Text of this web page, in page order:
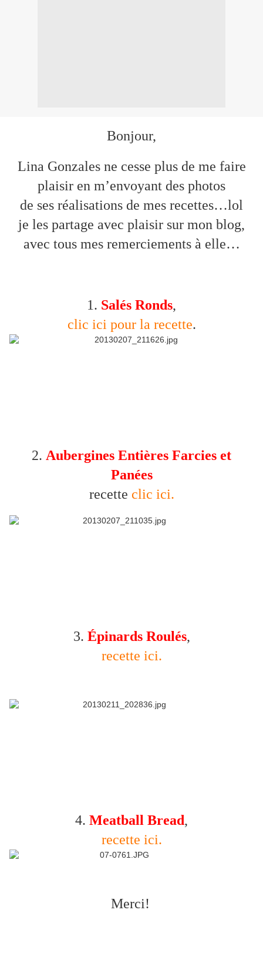
Bonjour,
Lina Gonzales ne cesse plus de me faire
plaisir en m’envoyant des photos
de ses réalisations de mes recettes…lol
je les partage avec plaisir sur mon blog,
avec tous mes remerciements à elle…
1. Salés Ronds,
clic ici pour la recette.
2. Aubergines Entières Farcies et
Panées
recette clic ici.
3. Épinards Roulés,
recette ici.
4. Meatball Bread,
recette ici.
Merci!